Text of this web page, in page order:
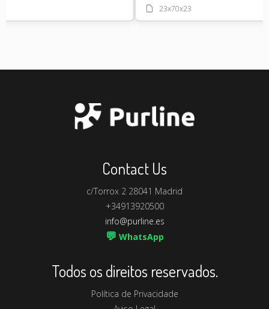
23x70x23
Contact Us
c/Torrox 2 28041 Madrid
+34913920500
info@purline.es
💬 WhatsApp
Todos os direitos reservados.
Política de Privacidade